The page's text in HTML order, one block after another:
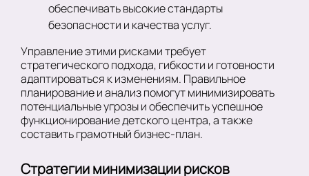
обеспечивать высокие стандарты
безопасности и качества услуг.
Управление этими рисками требует
стратегического подхода, гибкости и готовности
адаптироваться к изменениям. Правильное
планирование и анализ помогут минимизировать
потенциальные угрозы и обеспечить успешное
функционирование детского центра, а также
составить грамотный бизнес-план.
Стратегии минимизации рисков